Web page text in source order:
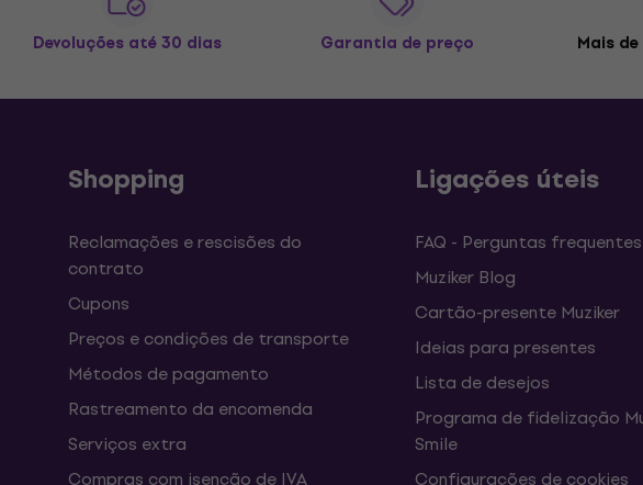
Devoluções até 30 dias Garantia de preço Mais
Shopping
Reclamações e rescisões do
contrato
Cupons
Preços e condições de transporte
Métodos de pagamento
Rastreamento da encomenda
Serviços extra
Compras com isenção de IVA
Ligações úteis
FAQ - Perguntas frequentes
Muziker Blog
Cartão-presente Muziker
Ideias para presentes
Lista de desejos
Programa de fidelização
Smile
Configurações de cookies